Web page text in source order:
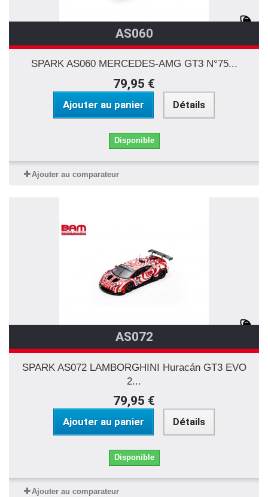
AS060
SPARK AS060 MERCEDES-AMG GT3 N°75...
79,95 €
Ajouter au panier Détails
Disponible
Ajouter au comparateur
AS072
SPARK AS072 LAMBORGHINI Huracán GT3 EVO
2...
79,95 €
Ajouter au panier Détails
Disponible
Ajouter au comparateur